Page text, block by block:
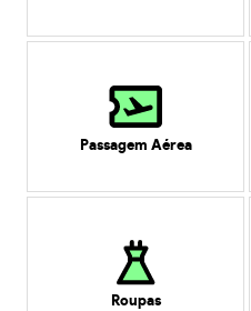
Passagem Aérea
Roupas